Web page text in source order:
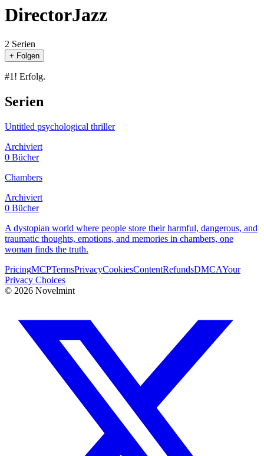
DirectorJazz
2 Serien
+ Folgen
#1! Erfolg.
Serien
Untitled psychological thriller
Archiviert
0 Bücher
Chambers
Archiviert
0 Bücher
A dystopian world where people store their harmful, dangerous, and
traumatic thoughts, emotions, and memories in chambers, one
woman finds the truth.
PricingMCPTermsPrivacyCookiesContentRefundsDMCAYour
Privacy Choices
© 2026 Novelmint